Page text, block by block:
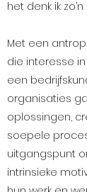
het denk ik
Met een
die interesse
een
organisaties
oplossingen,
soepele
uitgangspunt
intrinsieke